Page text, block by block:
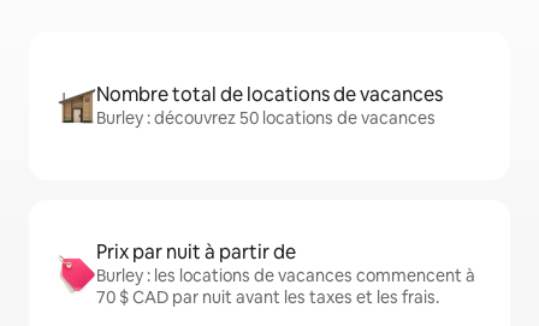
Nombre total de locations de vacances
Burley : découvrez 50 locations de vacances
Prix par nuit à partir de
Burley : les locations de vacances commencent à
70 $ CAD par nuit avant les taxes et les frais.